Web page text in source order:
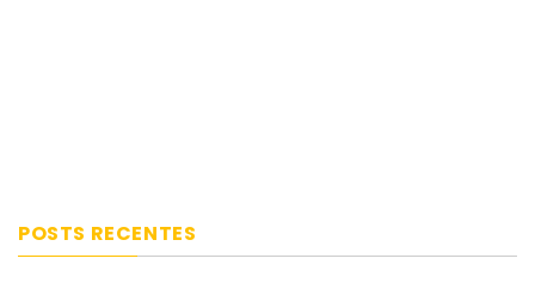
POSTS RECENTES